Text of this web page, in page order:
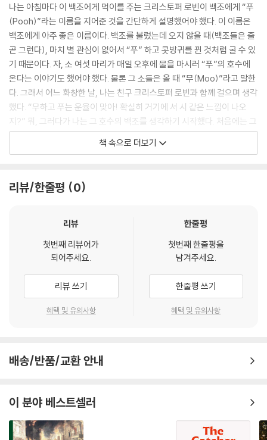
나는 아침마다 이 백조에게 먹이를 주는 크리스토퍼 로빈이 백조에게 “푸
(Pooh)”라는 이름을 지어준 것을 간단하게 설명했어야 했다. 이 이름은
백조에게 아주 좋은 이름이다. 백조를 불렀는데 오지 않을 때(백조들은 줄
곧 그런다), 마치 별 관심이 없어서 “푸” 하고 콧방귀를 뀐 것처럼 굴 수 있
기 때문이다. 자, 소 여섯 마리가 매일 오후에 물을 마시러 “푸”의 호수에
온다는 이야기도 했어야 했다. 물론 그 소들은 올 때 “무(Moo)”라고 말한
다. 그래서 어느 화창한 날, 나는 친구 크리스토퍼 로빈과 함께 걸으며 생각
했다. “무하고 푸는 운율이 맞아! 확실히 거기에 서 시 같은 느낌이 나오
지?” 뭐, 그러다가 나는 그 호수의 백조를 생각하기 시작했다. 처음에는 그
백조의 이름이 푸라서 참 다행이라고 생각했다. 그러고는 그만 생각하려고
했는데……. 시는 나의 의도와는 전혀 다르게 써졌다. 지금 내가 말할 수 있
---「시작하기 바로 전에」 중에서
아우성치는 바다에 왔어.
보모가 각각 6펜스씩 줬거든.
그래서 해변으로 왔지.
모래가 눈과 귀와 코에 들어갔어.
머리카락이랑, 발가락 사이에도 묻었고.
시원한 북서풍이 불 때마다
집에 돌아왔을 때, 모래가 우리 머리카락에,
크리스토퍼는 까끌까끌
발가락 사이에서 모래를 느껴.
---「발가락 사이의 모래」 중에서
책 속으로 더보기
리뷰/한줄평 0
리뷰
첫번째 리뷰어가
되어주세요.
리뷰 쓰기
혜택 및 유의사항
한줄평
첫번째 한줄평을
남겨주세요.
한줄평 쓰기
혜택 및 유의사항
배송/반품/교환 안내
이 분야 베스트셀러